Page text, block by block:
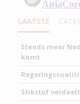
LAATSTE
Steeds meer
komt
Stikstof